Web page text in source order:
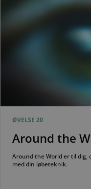
ØVELSE 20
Around the
Around the World er til dig,
med din løbeteknik.